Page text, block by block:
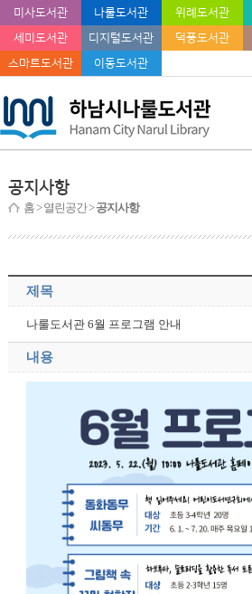
미사도서관 나룰도서관 위례도서관
세미도서관
디지털도서관 덕풍도서관
스마트도서관
이동도서관
공지사항
홈> 열린공간 >공지사항
제목
나룰도서관 6월 프로그램 안내
내용